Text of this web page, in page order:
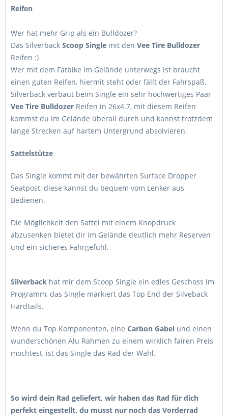
Reifen
Wer hat mehr Grip als ein Bulldozer?
Das Silverback Scoop Single mit den Vee Tire Bulldozer
Reifen :)
Wer mit dem Fatbike im Gelände unterwegs ist braucht
einen guten Reifen, hiermit steht oder fällt der Fahrspaß.
Silverback verbaut beim Single ein sehr hochwertiges Paar
Vee Tire Bulldozer Reifen in 26x4.7, mit diesem Reifen
kommst du im Gelände überall durch und kannst trotzdem
lange Strecken auf hartem Untergrund absolvieren.
Sattelstütze
Das Single kommt mit der bewährten Surface Dropper
Seatpost, diese kannst du bequem vom Lenker aus
Bedienen.
Die Möglichkeit den Sattel mit einem Knopdruck
abzusenken bietet dir im Gelände deutlich mehr Reserven
und ein sicheres Fahrgefühl.
Silverback hat mir dem Scoop Single ein edles Geschoss im
Programm, das Single markiert das Top End der Silveback
Hardtails.
Wenn du Top Komponenten, eine Carbon Gabel und einen
wunderschönen Alu Rahmen zu einem wirklich fairen Preis
möchtest, ist das Single das Rad der Wahl.
So wird dein Rad geliefert, wir haben das Rad für dich
perfekt eingestellt, du musst nur noch das Vorderrad